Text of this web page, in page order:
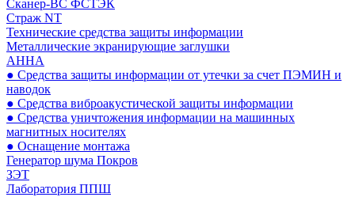
Сканер-ВС ФСТЭК
Страж NT
Технические средства защиты информации
Металлические экранирующие заглушки
АННА
● Средства защиты информации от утечки за счет ПЭМИН и
наводок
● Средства виброакустической защиты информации
● Средства уничтожения информации на машинных
магнитных носителях
● Оснащение монтажа
Генератор шума Покров
ЗЭТ
Лаборатория ППШ